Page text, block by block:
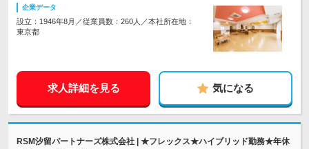
企業データ
設立：1946年8月／従業員数：260人／本社所在地：
東京都
求人詳細を見る 気になる
RSM汐留パートナーズ株式会社 | ★フレックス★ハイブリッド勤務★年休